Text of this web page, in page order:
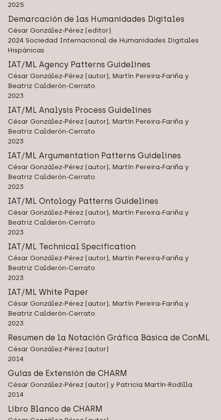
2025
Demarcación de las Humanidades Digitales
César González-Pérez (editor)
2024 Sociedad Internacional de Humanidades Digitales
Hispánicas
IAT/ML Agency Patterns Guidelines
César González-Pérez (autor), Martín Pereira-Fariña y
Beatriz Calderón-Cerrato
2023
IAT/ML Analysis Process Guidelines
César González-Pérez (autor), Martín Pereira-Fariña y
Beatriz Calderón-Cerrato
2023
IAT/ML Argumentation Patterns Guidelines
César González-Pérez (autor), Martín Pereira-Fariña y
Beatriz Calderón-Cerrato
2023
IAT/ML Ontology Patterns Guidelines
César González-Pérez (autor), Martín Pereira-Fariña y
Beatriz Calderón-Cerrato
2023
IAT/ML Technical Specification
César González-Pérez (autor), Martín Pereira-Fariña y
Beatriz Calderón-Cerrato
2023
IAT/ML White Paper
César González-Pérez (autor), Martín Pereira-Fariña y
Beatriz Calderón-Cerrato
2023
Resumen de la Notación Gráfica Básica de ConML
César González-Pérez (autor)
2014
Guías de Extensión de CHARM
César González-Pérez (autor) y Patricia Martín-Rodilla
2014
Libro Blanco de CHARM